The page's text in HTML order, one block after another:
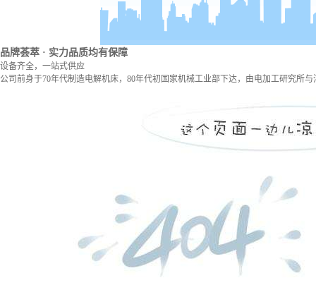
品牌荟萃 · 实力品质均有保障
设备齐全，一站式供应
公司前身于70年代制造电解机床，80年代初国家机械工业部下达，由电加工研究所